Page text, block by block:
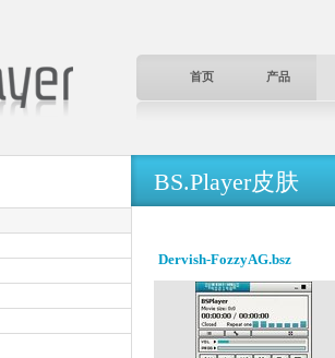
首页 产品
BS.Player皮肤
Dervish-FozzyAG.bsz